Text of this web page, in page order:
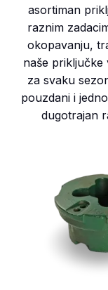
asortiman
raznim
okopavanju,
naše priključke
za svaku
pouzdani i
dugotrajan